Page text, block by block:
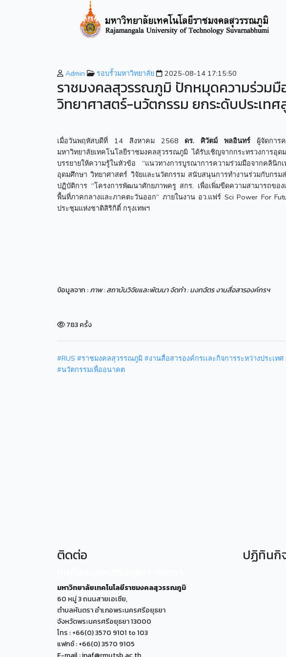
Admin รอบรั้วมหาวิทยาลัย 2025-08-14 17:15:50
ราชมงคลสุวรรณภูมิ ปักหมุดความร่วมมื
วิทยาศาสตร์-นวัตกรรม ยกระดับประเท
เมื่อวันพฤหัสบดีที่ 14 สิงหาคม 2568 ดร. ศิวัตม์ พลอินทร์ ผู้จัดการ
มหาวิทยาลัยเทคโนโลยีราชมงคลสุวรรณภูมิ ได้รับเชิญจากกระทรวงการอุ
บรรยายให้ความรู้ในหัวข้อ “แนวทางการบูรณาการความร่วมมือจากคลินิ
อุดมศึกษา วิทยาศาสตร์ วิจัยและนวัตกรรม สนับสนุนการทำงานร่วมกับกรมส่
ปฏิบัติการ “โครงการพัฒนาศักยภาพครู สกร. เพื่อเพิ่มขีดความสามารถขอ
พื้นที่ภาคกลางและภาคตะวันออก” ภายในงาน อว.แฟร์ Sci Power For
ประชุมแห่งชาติสิริกิติ์ กรุงเทพฯ
ข้อมูลจาก :ภาพ : สถาบันวิจัยและพัฒนา จัดทำ : นงทฉัตร งานสื่อสารองค์กรฯ
783 ครั้ง
#RUS #ราชมงคลสุวรรณภูมิ #งานสื่อสารองค์กรเเละกิจการระหว่างประเทศ
#นวัตกรรมเพื่ออนาคต
ติดต่อ
มหาวิทยาลัยเทคโนโลยีราชมงคลสุวรรณภูมิ
60 หมู่ 3 ถนนสายเอเซีย,
ตำบลหันตรา อำเภอพระนครศรีอยุธยา
จังหวัดพระนครศรีอยุธยา 13000
โทร : +66(0) 3570 9101 to 103
แฟกซ์ : +66(0) 3570 9105
ปฏิทินกิ